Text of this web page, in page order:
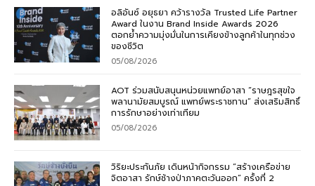
อลิอันซ์ อยุธยา คว้ารางวัล Trusted Life Partner
Award ในงาน Brand Inside Awards 2026
ตอกย้ำความมุ่งมั่นในการเคียงข้างลูกค้าในทุกช่วง
ของชีวิต
05/08/2026
AOT ร่วมสนับสนุนหน่วยแพทย์อาสา “ราษฎรสุขใจ
พลานามัยสมบูรณ์ แพทย์พระราชทาน” ส่งเสริมสิทธิ์
การรักษาอย่างเท่าเทียม
05/08/2026
วิริยะประกันภัย เดินหน้ากิจกรรม “สร้างเครือข่าย
จิตอาสา รักษ์ช้างป่าภาคตะวันออก” ครั้งที่ 2